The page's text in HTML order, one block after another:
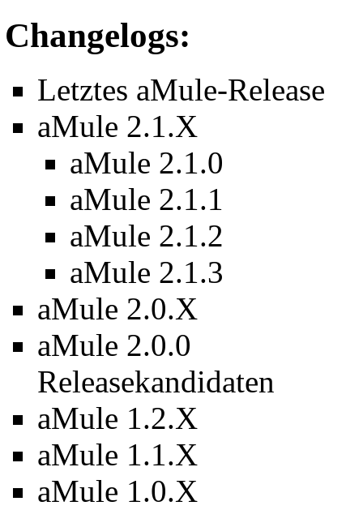
Changelogs:
Letztes aMule-Release
aMule 2.1.X
aMule 2.1.0
aMule 2.1.1
aMule 2.1.2
aMule 2.1.3
aMule 2.0.X
aMule 2.0.0
Releasekandidaten
aMule 1.2.X
aMule 1.1.X
aMule 1.0.X